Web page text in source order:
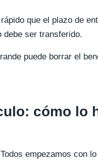
que el plazo de
debe ser transferido.
puede borrar el
cómo lo
empezamos con